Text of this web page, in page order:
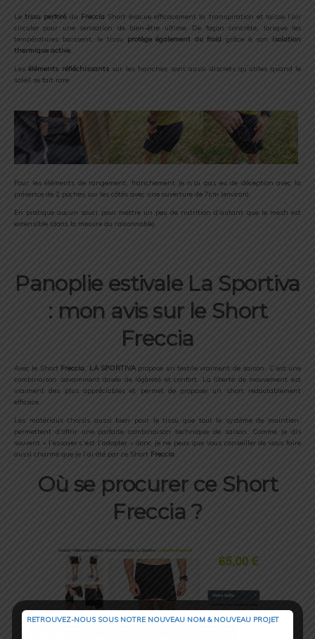
Letissu perforé du Freccia Short évacue efficacement la transpiration et laisse l’air
circuler pour une sensation de bien-être ultime. De façon concrète, lorsque les
températures baissent, le tissu
protège également du froid grâce à son
isolation
thermique active
Leséléments réfléchissantssur les hanches sont aussi discrets qu’utiles quand le
soleil se fait rare.
Pour les éléments de rangement, franchement je n’ai pas eu de déception avec la
présence de 2 poches sur les côtés avec une ouverture de 7cm (environ).
En pratique aucun souci pour mettre un peu de nutrition d’autant que le mesh est
extensible (dans la mesure du raisonnable).
Panoplie estivale La Sportiva
: mon avis sur le Short
Freccia
Avec le Short Freccia LA SPORTIVApropose un textile vraiment de saison. C’est une
combinaison savamment dosée de légèreté et confort. La liberté de mouvement est
vraiment des plus appréciables et permet de proposer un short redoutablement
efficace.
Les matériaux choisis aussi bien pour le tissu que tout le système de maintien,
permettent d’offrir une parfaite combinaison technique de saison. Comme je dis
souvent « l’essayer c’est l’adopter » donc je ne peux que vous conseiller de vous faire
aussi charmé que je l’ai été par ce Short Freccia
Où se procurer ce Short
Freccia ?
RETROUVEZ-NOUS SOUS NOTRE NOUVEAU NOM & NOUVEAU PROJET